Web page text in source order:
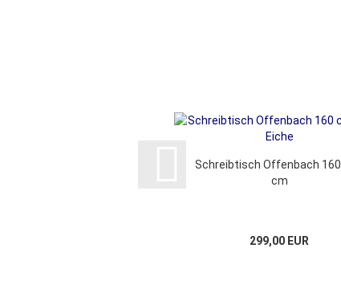
Schreibtisch Offenbach 160
cm
299,00 EUR